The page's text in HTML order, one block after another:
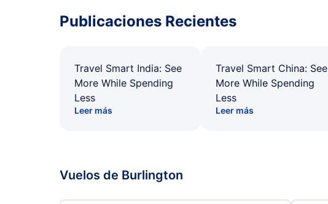
Publicaciones Recientes
Travel Smart India: See
More While Spending
Less
Leer más
Travel Smart China: See
More While Spending
Less
Leer más
Vuelos de Burlington